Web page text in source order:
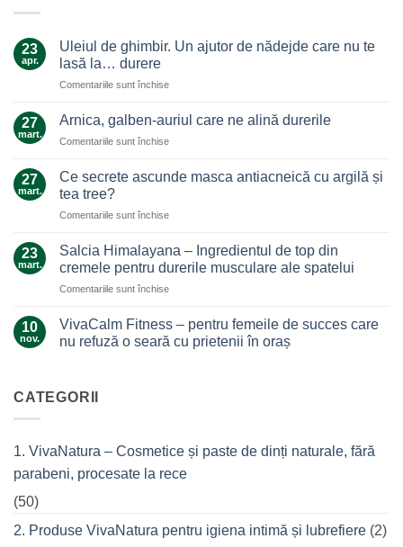
23
apr.
Uleiul de ghimbir. Un ajutor de nădejde care nu te
lasă la… durere
Comentariile sunt închisepentru
de
Un
de
nu
lasă
la…
27
mart.
Arnica, galben-auriul care ne alină durerile
Comentariile sunt închisepentru
galben-
ne
durerile
27
mart.
Ce secrete ascunde masca antiacneică cu argilă și
tea tree?
Comentariile sunt închisepentru
secrete
ascunde
masca
antiacneică
argilă
23
mart.
Salcia Himalayana – Ingredientul de top din
cremele pentru durerile musculare ale spatelui
Comentariile sunt închisepentru
Himalayana
Ingredientul
musculare
ale
10
nov.
VivaCalm Fitness – pentru femeile de succes care
nu refuză o seară cu prietenii în oraș
VivaCalm
Fitness
de
care
seară
cu
CATEGORII
1. VivaNatura – Cosmetice și paste de dinți naturale, fără
parabeni, procesate la rece
(50)
2. Produse VivaNatura pentru igiena intimă și lubrefiere (2)